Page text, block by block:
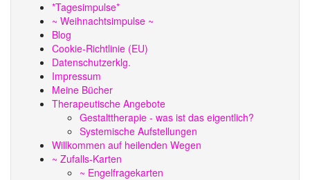
*Tagesimpulse*
~ Weihnachtsimpulse ~
Blog
Cookie-Richtlinie (EU)
Datenschutzerklg.
Impressum
Meine Bücher
Therapeutische Angebote
Gestalttherapie - was ist das eigentlich?
Systemische Aufstellungen
Willkommen auf heilenden Wegen
~ Zufalls-Karten
~ Engelfragekarten